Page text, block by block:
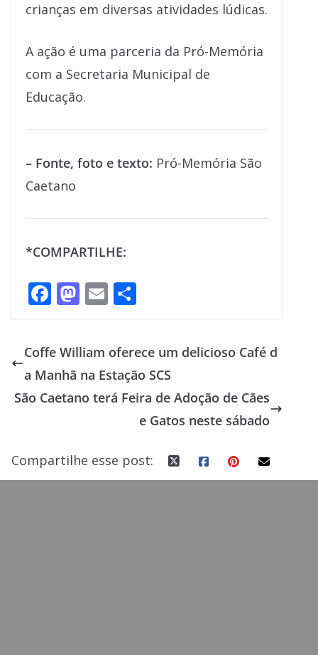
crianças em diversas atividades lúdicas.
A ação é uma parceria da Pró-Memória
com a Secretaria Municipal de
Educação.
– Fonte, foto e texto: Pró-Memória São
Caetano
*COMPARTILHE:
F
b
o
o
M
to
d
o
n
E
ai
l e
Coffe William oferece um delicioso Café d
a Manhã na Estação SCS
São Caetano terá Feira de Adoção de Cães
e Gatos neste sábado
Compartilhe esse post: